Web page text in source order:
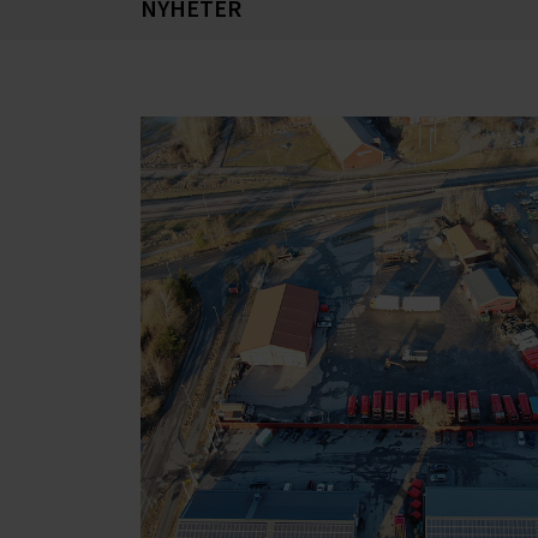
NYHETER